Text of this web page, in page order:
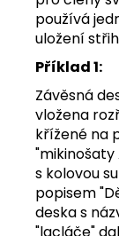
používá
uložení
Příklad 1:
Závěsná
vložena
křížené na
"mikinošaty
s kolovou
popisem
deska s
"lacláče"